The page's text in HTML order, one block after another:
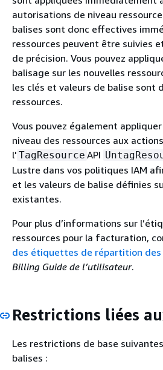
autorisations de niveau
balises sont donc effectives
ressources peuvent être suivies
de précision. Vous pouvez
balisage sur les nouvelles
les clés et valeurs de balise sont
ressources.
Vous pouvez également
niveau des ressources aux
l' TagResource API
Lustre dans vos politiques IAM
et les valeurs de balise définies
existantes.
Pour plus d’informations sur
ressources pour la facturation,
des étiquettes de répartition des
Billing Guide de l’utilisateur.
Restrictions liées
Les restrictions de base
balises :